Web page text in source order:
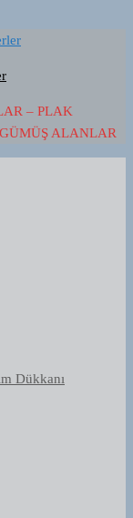
– PLAK
ALANLAR
Dükkanı